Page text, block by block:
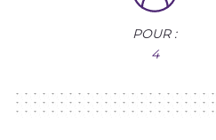
POUR :
4